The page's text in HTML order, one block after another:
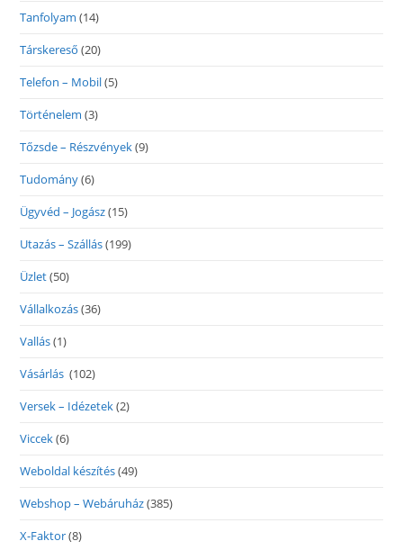
Tanfolyam (14)
Társkereső (20)
Telefon – Mobil(5)
Történelem (3)
Tőzsde – Részvények(9)
Tudomány(6)
Ügyvéd – Jogász(15)
Utazás – Szállás(199)
Üzlet(50)
Vállalkozás(36)
Vallás(1)
Vásárlás (102)
Versek – Idézetek(2)
Viccek(6)
Weboldal készítés(49)
Webshop – Webáruház(385)
X-Faktor(8)